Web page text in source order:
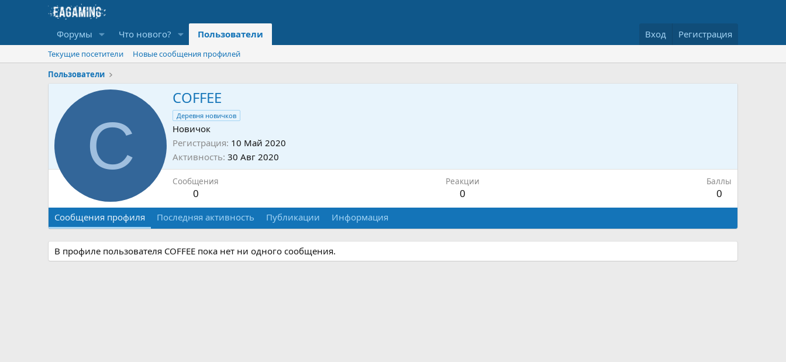
Форумы Что нового? Пользователи Вход Регистрация
Текущие посетители
Новые сообщения профилей
Пользователи
C
COFFEE
Деревня новичков
Новичок
Регистрация 10 Май 2020
Активность 30 Авг 2020
Сообщения
0
Реакции
0
Баллы
0
Сообщения профиля Последняя активность Публикации Информация
В профиле пользователя COFFEE пока нет ни одного сообщения.